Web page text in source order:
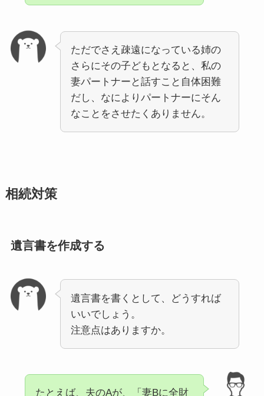
ただでさえ疎遠になっている姉の
さらにその子どもとなると、私の
妻パートナーと話すこと自体困難
だし、なによりパートナーにそん
なことをさせたくありません。
相続対策
遺言書を作成する
遺言書を書くとして、どうすれば
いいでしょう。
注意点はありますか。
たとえば、夫のAが、「妻Bに全財